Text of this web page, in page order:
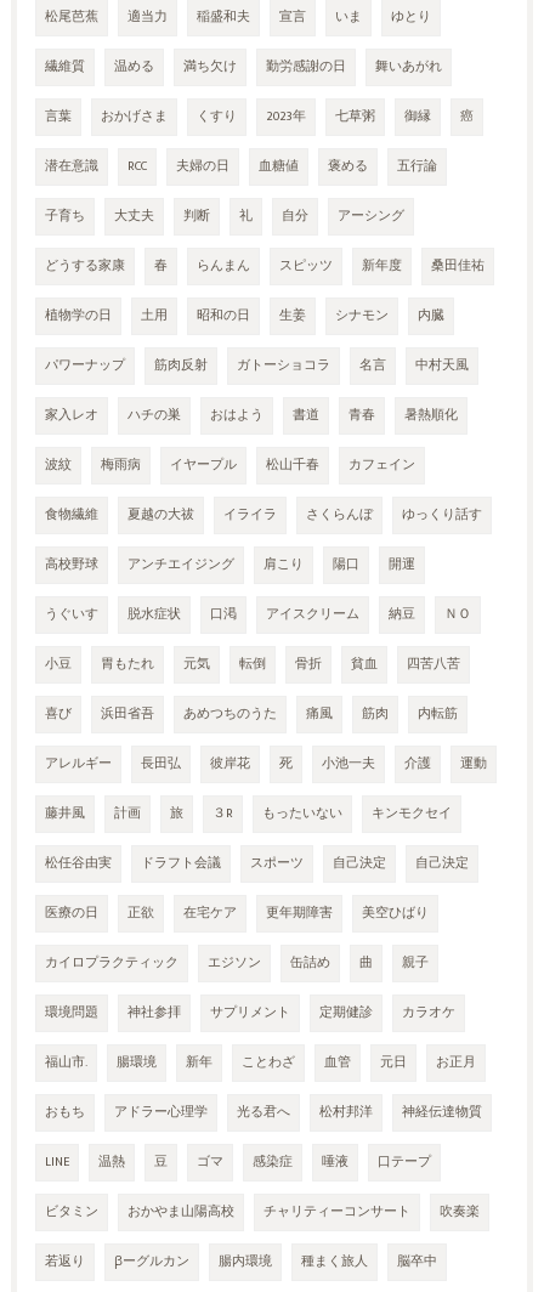
松尾芭蕉 適当力 稲盛和夫 宣言 いま ゆとり
繊維質 温める 満ち欠け 勤労感謝の日 舞いあがれ
言葉 おかげさま くすり 2023年 七草粥 御縁 癌
潜在意識 RCC 夫婦の日 血糖値 褒める 五行論
子育ち 大丈夫 判断 礼 自分 アーシング
どうする家康 春 らんまん スピッツ 新年度 桑田佳祐
植物学の日 土用 昭和の日 生姜 シナモン 内臓
パワーナップ 筋肉反射 ガトーショコラ 名言 中村天風
家入レオ ハチの巣 おはよう 書道 青春 暑熱順化
波紋 梅雨病 イヤープル 松山千春 カフェイン
食物繊維 夏越の大祓 イライラ さくらんぼ ゆっくり話す
高校野球 アンチエイジング 肩こり 陽口 開運
うぐいす 脱水症状 口渇 アイスクリーム 納豆 ＮＯ
小豆 胃もたれ 元気 転倒 骨折 貧血 四苦八苦
喜び 浜田省吾 あめつちのうた 痛風 筋肉 内転筋
アレルギー 長田弘 彼岸花 死 小池一夫 介護 運動
藤井風 計画 旅 ３R もったいない キンモクセイ
松任谷由実 ドラフト会議 スポーツ 自己決定 自己決定
医療の日 正欲 在宅ケア 更年期障害 美空ひばり
カイロプラクティック エジソン 缶詰め 曲 親子
環境問題 神社参拝 サプリメント 定期健診 カラオケ
福山市. 腸環境 新年 ことわざ 血管 元日 お正月
おもち アドラー心理学 光る君へ 松村邦洋 神経伝達物質
LINE 温熱 豆 ゴマ 感染症 唾液 口テープ
ビタミン おかやま山陽高校 チャリティーコンサート 吹奏楽
若返り βーグルカン 腸内環境 種まく旅人 脳卒中